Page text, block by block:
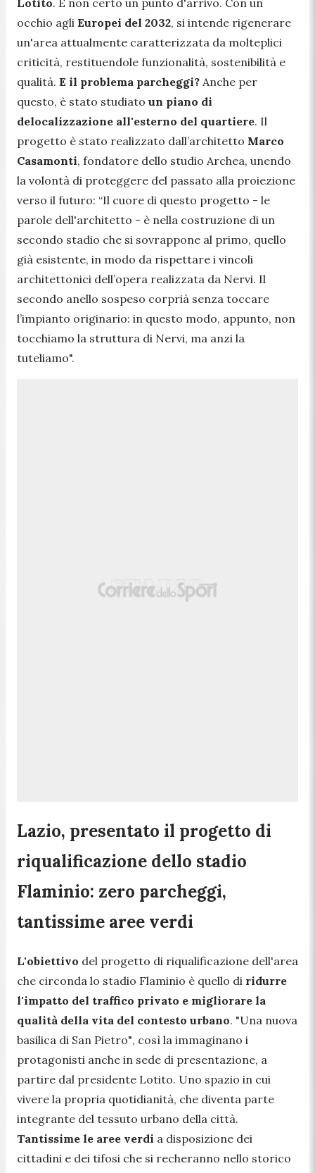
occhio agli Europei del 2032, si intende rigenerare
un'area attualmente caratterizzata da molteplici
criticità, restituendole funzionalità, sostenibilità e
qualità. E il problema parcheggi? Anche per
questo, è stato studiato un piano di
delocalizzazione all'esterno del quartiere. Il
progetto è stato realizzato dall’architetto Marco
Casamonti, fondatore dello studio Archea, unendo
la volontà di proteggere del passato alla proiezione
verso il futuro: “Il cuore di questo progetto - le
parole dell'architetto - è nella costruzione di un
secondo stadio che si sovrappone al primo, quello
già esistente, in modo da rispettare i vincoli
architettonici dell’opera realizzata da Nervi. Il
secondo anello sospeso corprià senza toccare
l’impianto originario: in questo modo, appunto, non
tocchiamo la struttura di Nervi, ma anzi la
tuteliamo".
Lazio, presentato il progetto di
riqualificazione dello stadio
Flaminio: zero parcheggi,
tantissime aree verdi
L'obiettivo del progetto di riqualificazione dell'area
che circonda lo stadio Flaminio è quello di ridurre
l'impatto del traffico privato e migliorare la
qualità della vita del contesto urbano. "Una nuova
basilica di San Pietro", così la immaginano i
protagonisti anche in sede di presentazione, a
partire dal presidente Lotito. Uno spazio in cui
vivere la propria quotidianità, che diventa parte
integrante del tessuto urbano della città.
Tantissime le aree verdi a disposizione dei
cittadini e dei tifosi che si recheranno nello storico